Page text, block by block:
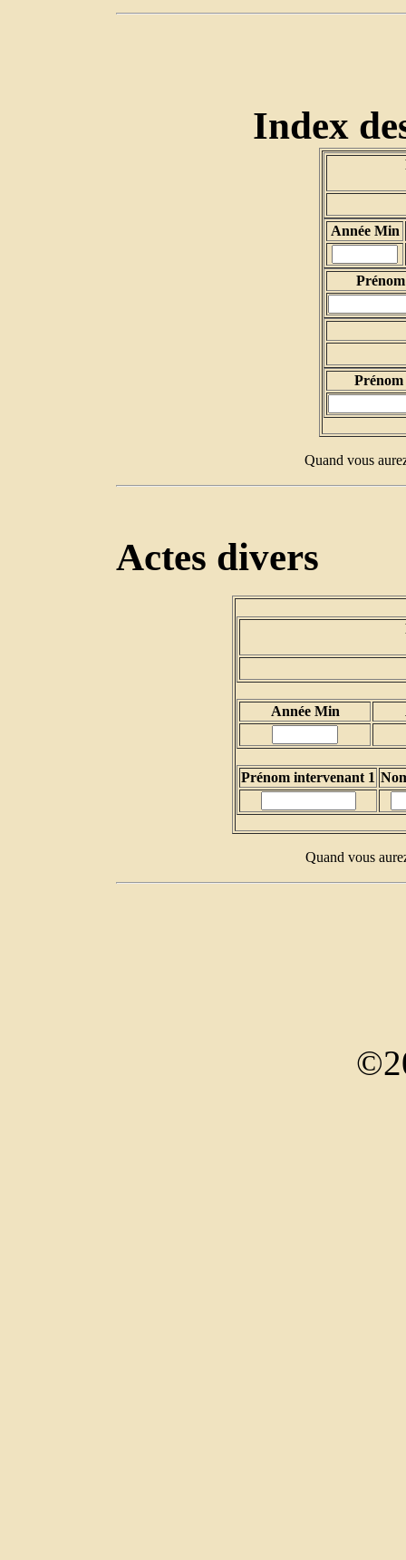
Index
Année Min
Prénom
Quand vous
Actes divers
Année Min
Prénom intervenant 1
Quand vous